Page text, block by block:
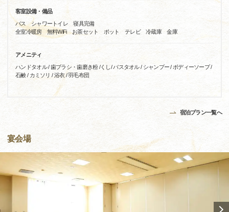
客室設備・備品
バス シャワートイレ 寝具完備
全室冷暖房 無料WiFi お茶セット ポット テレビ 冷蔵庫 金庫
アメニティ
ハンドタオル / 歯ブラシ・歯磨き粉 /くし/ バスタオル / シャンプー / ボディーソープ /
石鹸 / カミソリ / 浴衣 / 羽毛布団
宿泊プラン一覧へ
宴会場